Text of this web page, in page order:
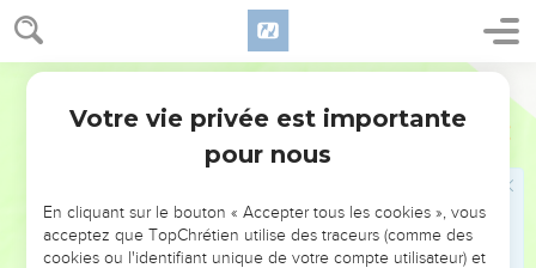
3 Jean 1
nous coopérions avec la vérité.
Diotrèphe et Démétrius
J'ai écrit quelque chose à l'assemblée ; mais Diotrèphe, qui
aime à être le premier parmi eux, ne nous reçoit pas ;
qu'il fait en débitant de méchantes paroles contre nous ; et,
non content de cela, lui-même il ne reçoit pas les frères et il
Votre vie privée est importante
pour nous
En cliquant sur le bouton « Accepter tous les cookies », vous
acceptez que TopChrétien utilise des traceurs (comme des
cookies ou l'identifiant unique de votre compte utilisateur) et